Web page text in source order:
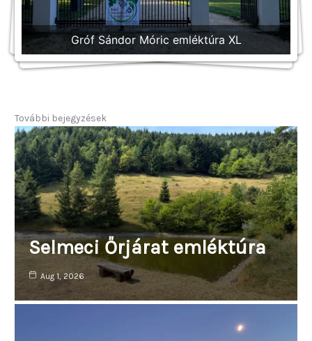
Gróf Sándor Móric emléktúra XL
Gróf Sándor Móric emléktúra XL
Gróf Sándor Móric emléktúra XL
További bejegyzések
Selmeci Őrjárat emléktúra
Aug 1, 2026